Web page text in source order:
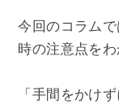
今回のコラム
時の注意点をわ
「手間をかけ